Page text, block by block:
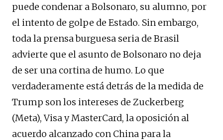
puede condenar a Bolsonaro, su alumno, por
el intento de golpe de Estado. Sin embargo,
toda la prensa burguesa seria de Brasil
advierte que el asunto de Bolsonaro no deja
de ser una cortina de humo. Lo que
verdaderamente está detrás de la medida de
Trump son los intereses de Zuckerberg
(Meta), Visa y MasterCard, la oposición al
acuerdo alcanzado con China para la